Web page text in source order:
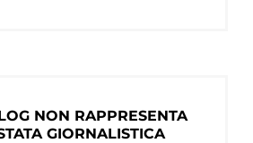
NON RAPPRESENTA
GIORNALISTICA